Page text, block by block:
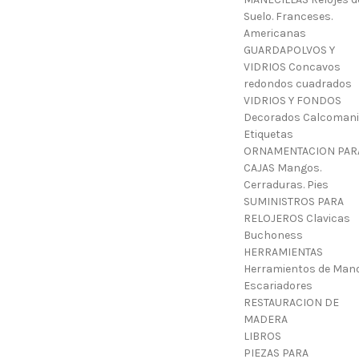
Suelo. Franceses.
Americanas
GUARDAPOLVOS Y
VIDRIOS Concavos
redondos cuadrados
VIDRIOS Y FONDOS
Decorados
Etiquetas
ORNAMENTACION
CAJAS Mangos.
Cerraduras. Pies
SUMINISTROS PARA
RELOJEROS Clavicas
Buchoness
HERRAMIENTAS
Herramientos de
Escariadores
RESTAURACION DE
MADERA
LIBROS
PIEZAS PARA